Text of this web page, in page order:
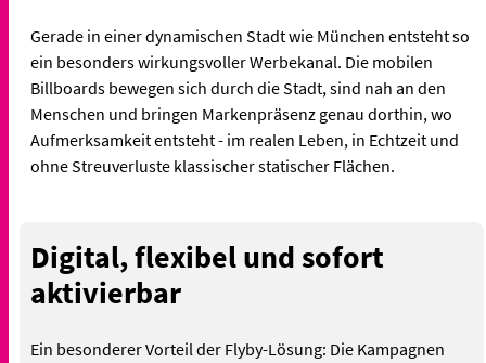
Gerade in einer dynamischen Stadt wie München entsteht so
ein besonders wirkungsvoller Werbekanal. Die mobilen
Billboards bewegen sich durch die Stadt, sind nah an den
Menschen und bringen Markenpräsenz genau dorthin, wo
Aufmerksamkeit entsteht - im realen Leben, in Echtzeit und
ohne Streuverluste klassischer statischer Flächen.
Digital, flexibel und sofort
aktivierbar
Ein besonderer Vorteil der Flyby-Lösung: Die Kampagnen